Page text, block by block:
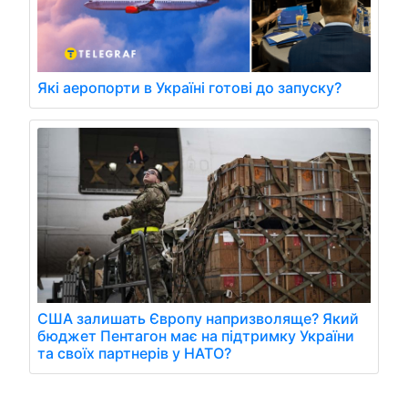
Які аеропорти в Україні готові до запуску?
США залишать Європу напризволяще? Який
бюджет Пентагон має на підтримку України
та своїх партнерів у НАТО?